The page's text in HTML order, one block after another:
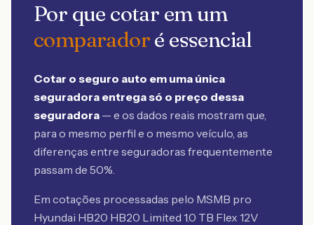
Por que cotar em um
comparadoré essencial
Cotar o seguro auto em uma única
seguradora entrega só o preço dessa
seguradora — e os dados reais mostram que,
para o mesmo perfil e o mesmo veículo, as
diferenças entre seguradoras frequentemente
passam de 50%.
Em cotações processadas pelo MSMB pro
Hyundai HB20 HB20 Limited 1.0 TB Flex 12V